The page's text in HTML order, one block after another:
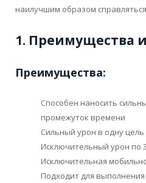
наилучшим образом
1. Преимущества
Преимущества:
Способен наносить
промежуток времени
Сильный урон в одну цель
Исключительный урон по
Исключительная
Подходит для